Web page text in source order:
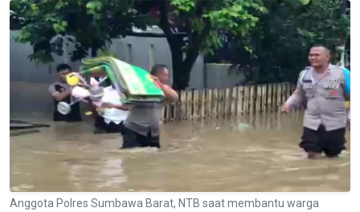
Anggota Polres Sumbawa Barat, NTB saat membantu warga